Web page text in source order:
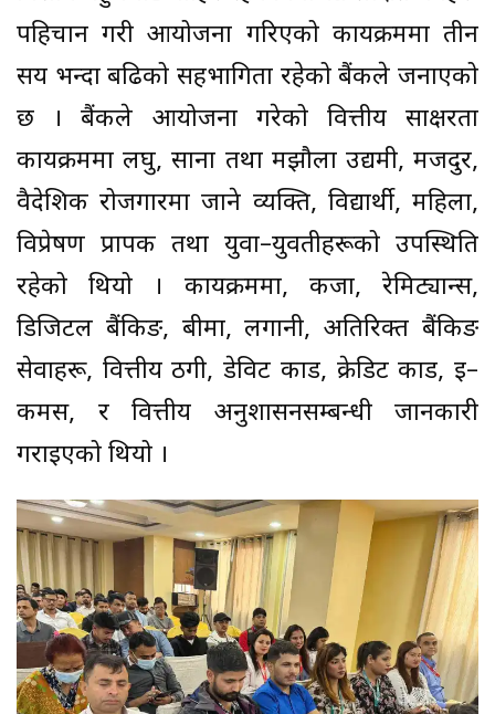
पहिचान गरी आयोजना गरिएको कार्यक्रममा तीन
सय भन्दा बढिको सहभागिता रहेको बैंकले जनाएको
छ । बैंकले आयोजना गरेको वित्तीय साक्षरता
कार्यक्रममा लघु, साना तथा मझौला उद्यमी, मजदुर,
वैदेशिक रोजगारमा जाने व्यक्ति, विद्यार्थी, महिला,
विप्रेषण प्रापक तथा युवा–युवतीहरूको उपस्थिति
रहेको थियो । कार्यक्रममा, कर्जा, रेमिट्यान्स,
डिजिटल बैंकिङ, बीमा, लगानी, अतिरिक्त बैंकिङ
सेवाहरू, वित्तीय ठगी, डेविट कार्ड, क्रेडिट कार्ड, इ–
कमर्स, र वित्तीय अनुशासनसम्बन्धी जानकारी
गराइएको थियो ।